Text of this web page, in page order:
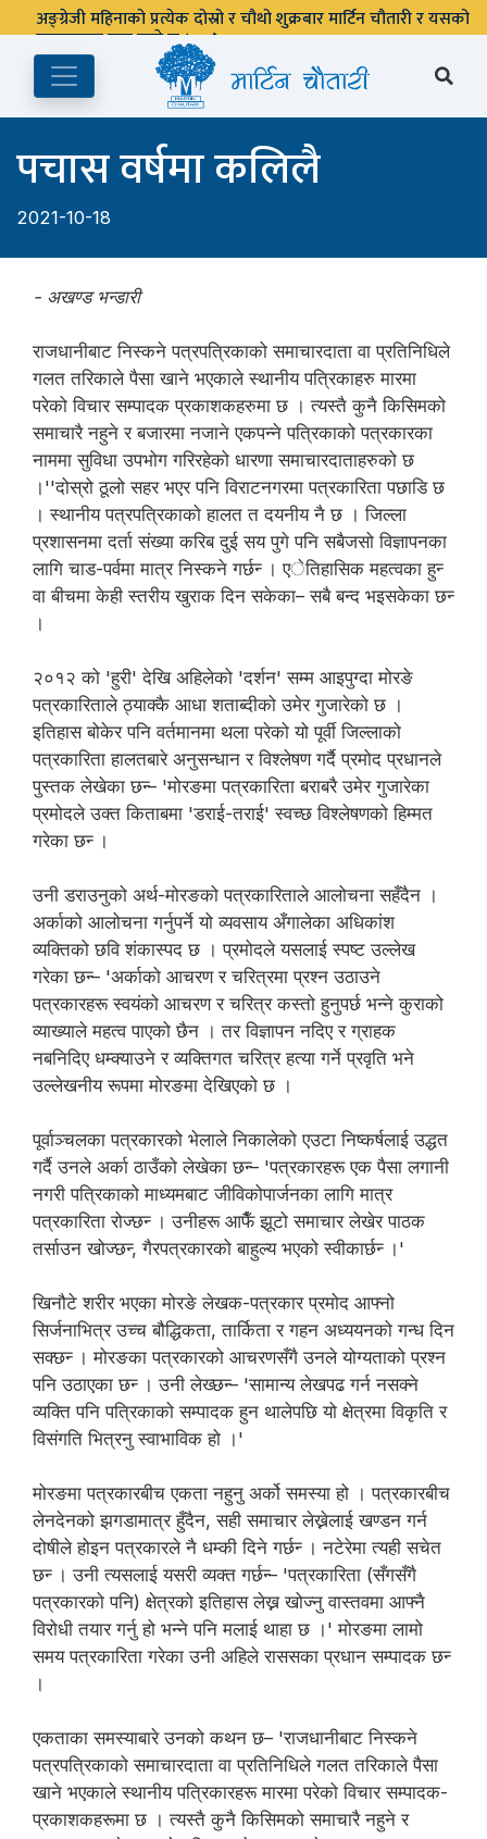
अङ्ग्रेजी महिनाको प्रत्येक दोस्रो र चौथो शुक्रबार मार्टिन चौतारी र यसको
पुस्तकालय बन्द रहने छ ।
पचास वर्षमा कलिलै
2021-10-18
- अखण्ड भन्डारी
राजधानीबाट निस्कने पत्रपत्रिकाको समाचारदाता वा प्रतिनिधिले
गलत तरिकाले पैसा खाने भएकाले स्थानीय पत्रिकाहरु मारमा
परेको विचार सम्पादक प्रकाशकहरुमा छ । त्यस्तै कुनै किसिमको
समाचारै नहुने र बजारमा नजाने एकपन्ने पत्रिकाको पत्रकारका
नाममा सुविधा उपभोग गरिरहेको धारणा समाचारदाताहरुको छ
।''दोस्रो ठूलो सहर भएर पनि विराटनगरमा पत्रकारिता पछाडि छ
। स्थानीय पत्रपत्रिकाको हालत त दयनीय नै छ । जिल्ला
प्रशासनमा दर्ता संख्या करिब दुई सय पुगे पनि सबैजसो विज्ञापनका
लागि चाड-पर्वमा मात्र निस्कने गर्छन्‍ । एेतिहासिक महत्वका हुन्‍
वा बीचमा केही स्तरीय खुराक दिन सकेका– सबै बन्द भइसकेका छन्‍
।
२०१२ को 'हुरी' देखि अहिलेको 'दर्शन' सम्म आइपुग्दा मोरङे
पत्रकारिताले ठ्‍याक्कै आधा शताब्दीको उमेर गुजारेको छ ।
इतिहास बोकेर पनि वर्तमानमा थला परेको यो पूर्वी जिल्लाको
पत्रकारिता हालतबारे अनुसन्धान र विश्लेषण गर्दै प्रमोद प्रधानले
पुस्तक लेखेका छन्‍– 'मोरङमा पत्रकारिता बराबरै उमेर गुजारेका
प्रमोदले उक्त किताबमा 'डराई-तराई' स्वच्छ विश्लेषणको हिम्मत
गरेका छन्‍ ।
उनी डराउनुको अर्थ-मोरङको पत्रकारिताले आलोचना सहँदैन ।
अर्काको आलोचना गर्नुपर्ने यो व्यवसाय अँगालेका अधिकांश
व्यक्तिको छवि शंकास्पद छ । प्रमोदले यसलाई स्पष्ट उल्लेख
गरेका छन्‍– 'अर्काको आचरण र चरित्रमा प्रश्न उठाउने
पत्रकारहरू स्वयंको आचरण र चरित्र कस्तो हुनुपर्छ भन्ने कुराको
व्याख्याले महत्व पाएको छैन । तर विज्ञापन नदिए र ग्राहक
नबनिदिए धम्क्याउने र व्यक्तिगत चरित्र हत्या गर्ने प्रवृति भने
उल्लेखनीय रूपमा मोरङमा देखिएको छ ।
पूर्वाञ्चलका पत्रकारको भेलाले निकालेको एउटा निष्कर्षलाई उद्धत
गर्दै उनले अर्का ठाउँको लेखेका छन्‍– 'पत्रकारहरू एक पैसा लगानी
नगरी पत्रिकाको माध्यमबाट जीविकोपार्जनका लागि मात्र
पत्रकारिता रोज्छन्‍ । उनीहरू आफैँ झूटो समाचार लेखेर पाठक
तर्साउन खोज्छन्‍, गैरपत्रकारको बाहुल्य भएको स्वीकार्छन्‍ ।'
खिनौटे शरीर भएका मोरङे लेखक-पत्रकार प्रमोद आफ्‍नो
सिर्जनाभित्र उच्च बौद्धिकता, तार्किता र गहन अध्ययनको गन्ध दिन
सक्छन्‍ । मोरङका पत्रकारको आचरणसँगै उनले योग्यताको प्रश्न
पनि उठाएका छन्‍ । उनी लेख्छन्‍– 'सामान्य लेखपढ गर्न नसक्ने
व्यक्ति पनि पत्रिकाको सम्पादक हुन थालेपछि यो क्षेत्रमा विकृति र
विसंगति भित्रनु स्वाभाविक हो ।'
मोरङमा पत्रकारबीच एकता नहुनु अर्को समस्या हो । पत्रकारबीच
लेनदेनको झगडामात्र हुँदैन, सही समाचार लेख्नेलाई खण्डन गर्न
दोषीले होइन पत्रकारले नै धम्की दिने गर्छन्‍ । नटेरेमा त्यही सचेत
छन्‍ । उनी त्यसलाई यसरी व्यक्त गर्छन्‍– 'पत्रकारिता (सँगसँगै
पत्रकारको पनि) क्षेत्रको इतिहास लेख्न खोज्नु वास्तवमा आफ्‍नै
विरोधी तयार गर्नु हो भन्ने पनि मलाई थाहा छ ।' मोरङमा लामो
समय पत्रकारिता गरेका उनी अहिले राससका प्रधान सम्पादक छन्‍
।
एकताका समस्याबारे उनको कथन छ– 'राजधानीबाट निस्कने
पत्रपत्रिकाको समाचारदाता वा प्रतिनिधिले गलत तरिकाले पैसा
खाने भएकाले स्थानीय पत्रिकारहरू मारमा परेको विचार सम्पादक-
प्रकाशकहरूमा छ । त्यस्तै कुनै किसिमको समाचारै नहुने र